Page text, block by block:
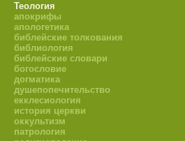
Теология
апокрифы
апологетика
библейские толкования
библиология
библейские словари
богословие
догматика
душепопечительство
екклесиология
история церкви
оккультизм
патрология